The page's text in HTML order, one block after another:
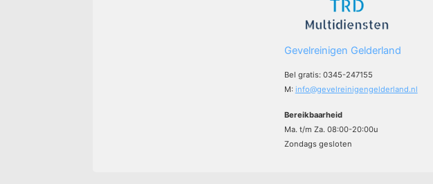
Gevelreinigen Gelderland
Bel gratis: 0345-247155
M: info@gevelreinigengelderland.nl
Bereikbaarheid
Ma. t/m Za. 08:00-20:00u
Zondags gesloten